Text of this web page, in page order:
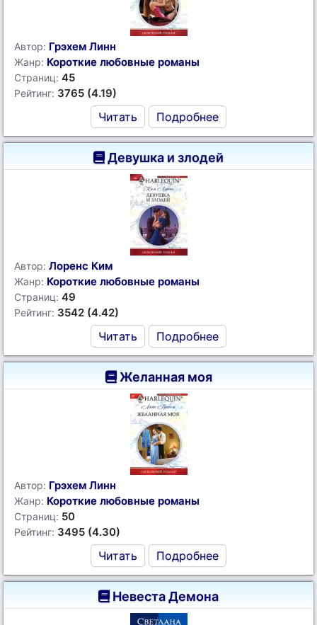
Автор: Грэхем Линн
Жанр: Короткие любовные романы
Страниц: 45
Рейтинг: 3765 (4.19)
Читать Подробнее
Девушка и злодей
Автор: Лоренс Ким
Жанр: Короткие любовные романы
Страниц: 49
Рейтинг: 3542 (4.42)
Читать Подробнее
Желанная моя
Автор: Грэхем Линн
Жанр: Короткие любовные романы
Страниц: 50
Рейтинг: 3495 (4.30)
Читать Подробнее
Невеста Демона